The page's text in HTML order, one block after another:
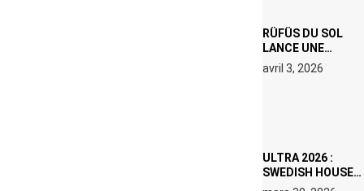
RÜFÜS DU SOL
LANCE UNE
RÉSIDENCE DJ
SET DE QUATRE
avril 3, 2026
ULTRA 2026 :
SWEDISH HOUSE
MAFIA RETROUVE